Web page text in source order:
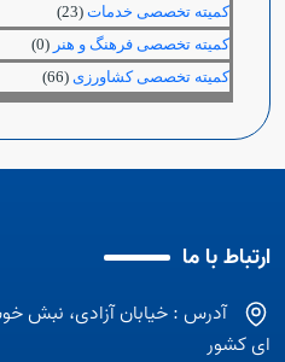
کمیته تخصصی خدمات (23)
کمیته تخصصی فرهنگ و هنر (0)
کمیته تخصصی کشاورزی (66)
ارتباط با ما
آدرس : خیابان آزادی، نبش
ای کشور